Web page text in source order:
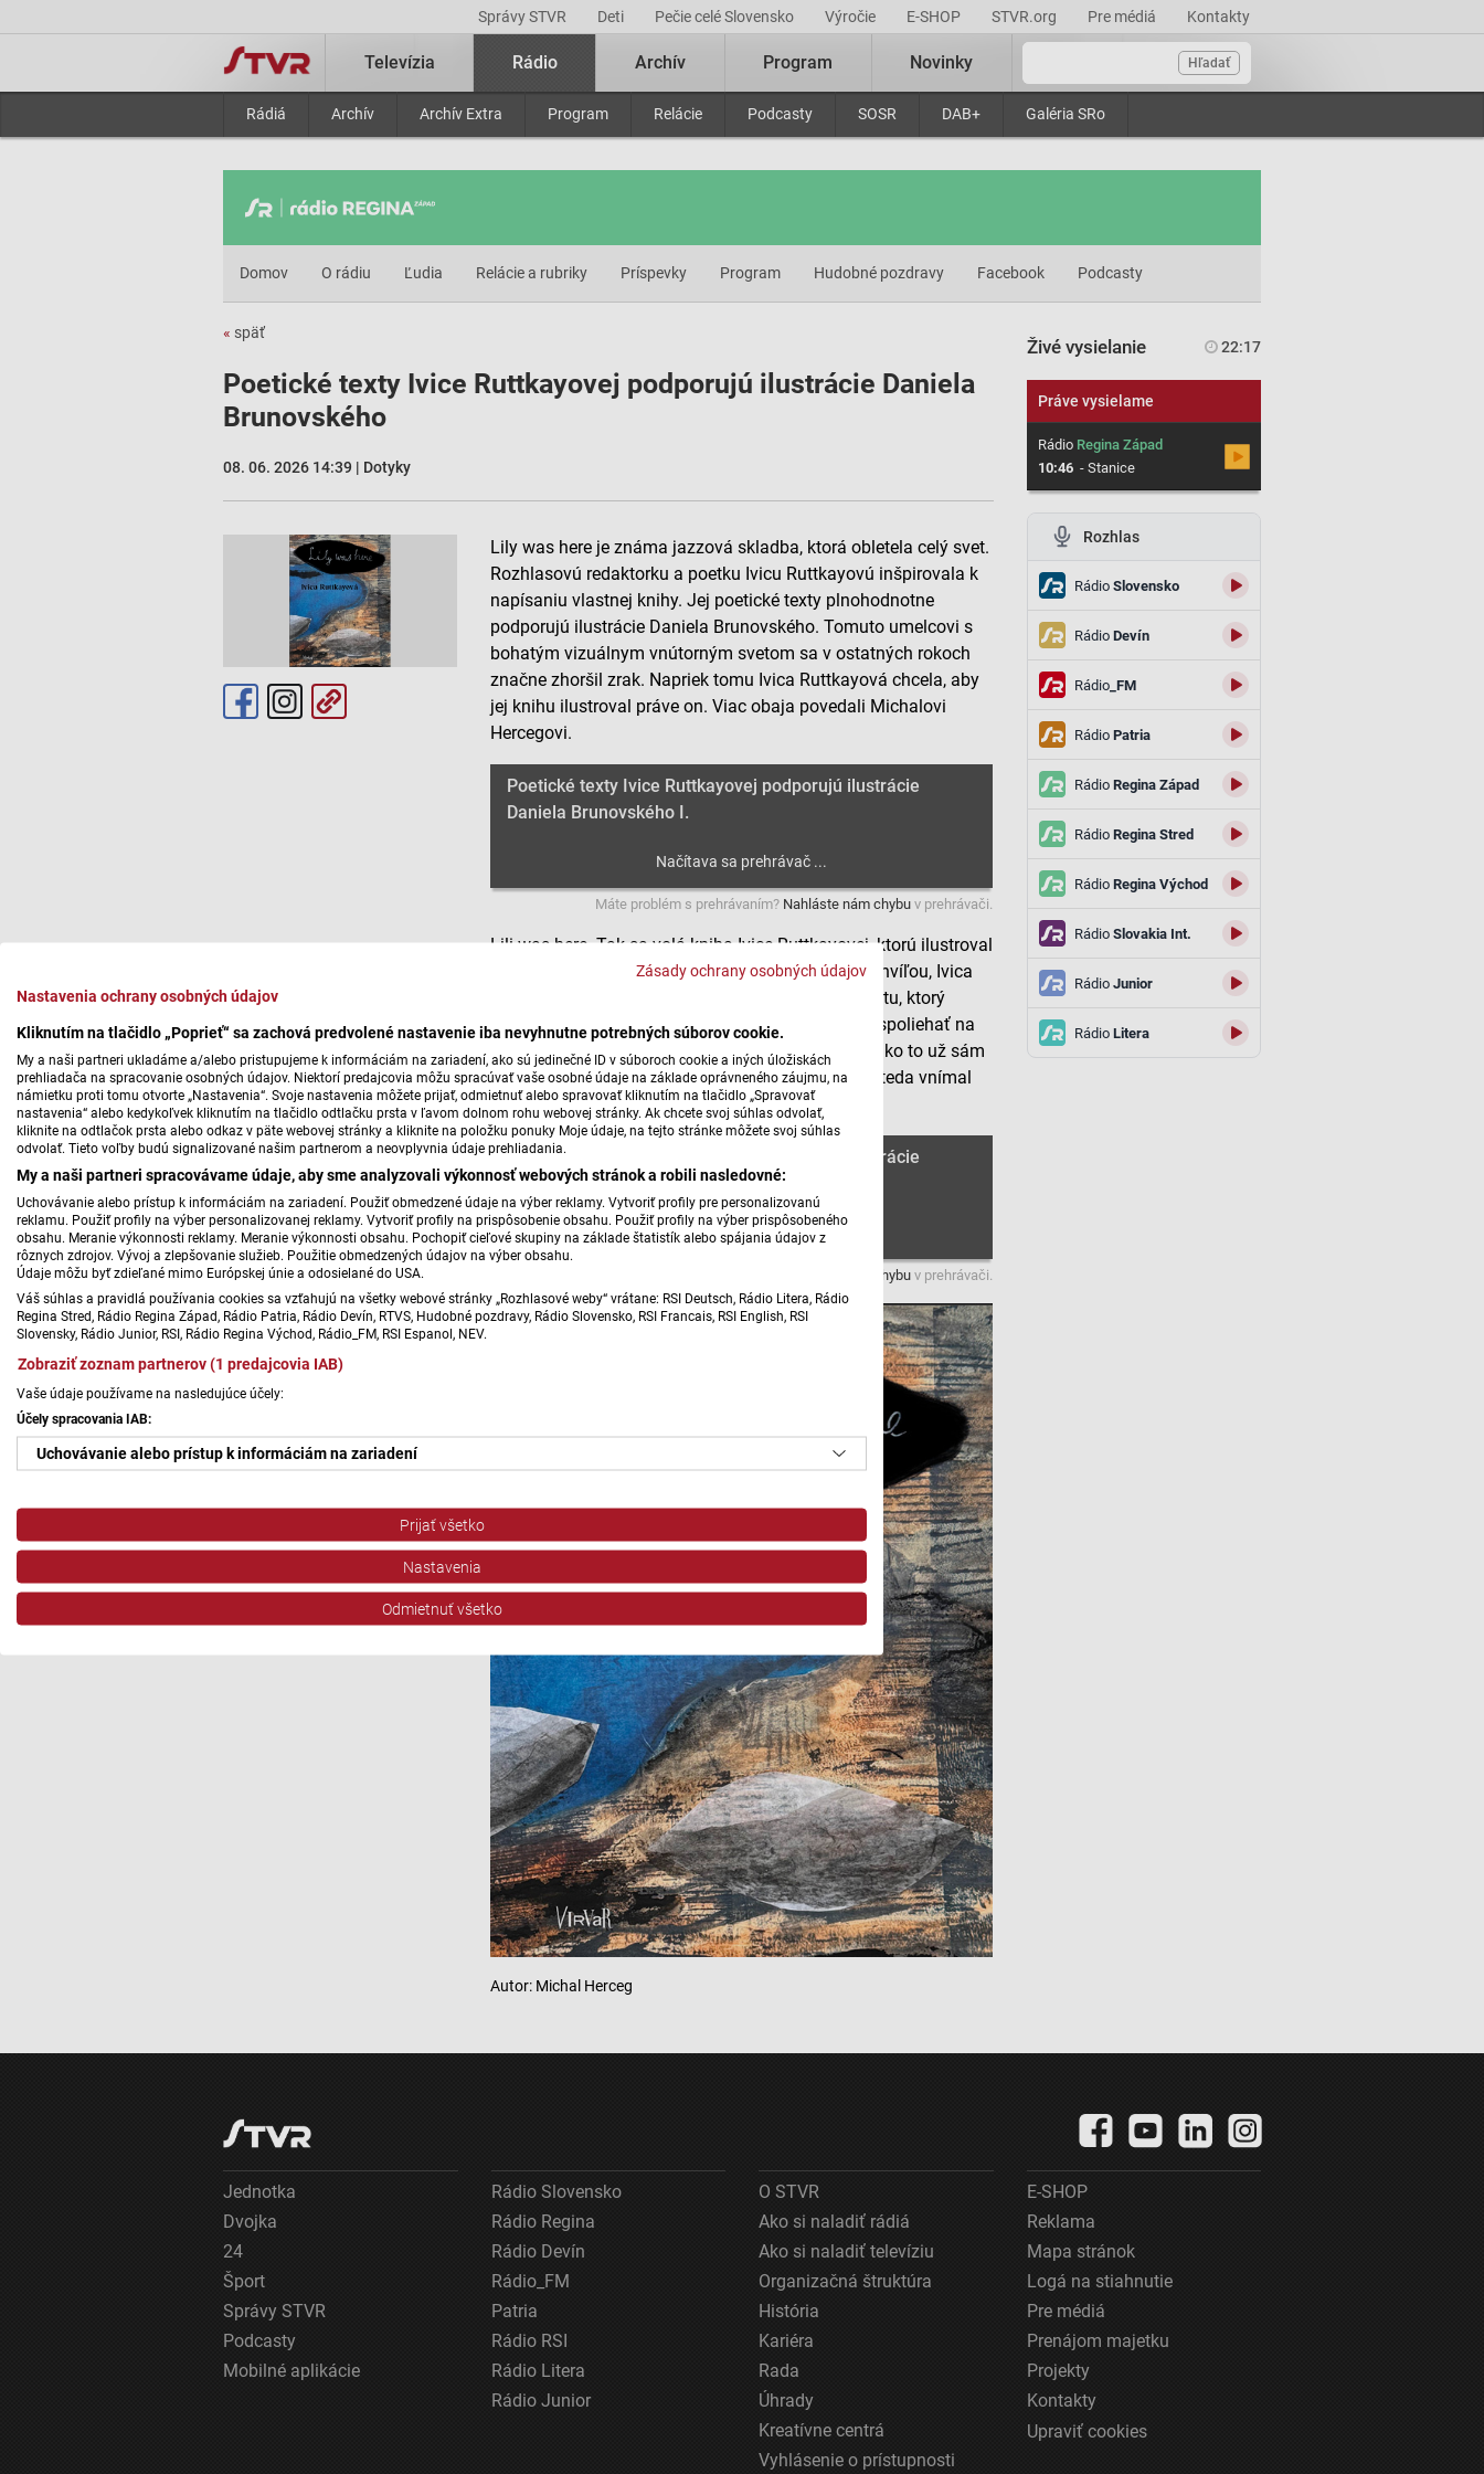
Zásady ochrany osobných údajov
Nastavenia ochrany osobných údajov
Kliknutím na tlačidlo „Poprieť“ sa zachová predvolené nastavenie iba nevyhnutne potrebných súborov cookie.
My a naši partneri ukladáme a/alebo pristupujeme k informáciám na zariadení, ako sú jedinečné ID v súboroch cookie a iných úložiskách
prehliadača na spracovanie osobných údajov. Niektorí predajcovia môžu spracúvať vaše osobné údaje na základe oprávneného záujmu, na
námietku proti tomu otvorte „Nastavenia“. Svoje nastavenia môžete prijať, odmietnuť alebo spravovať kliknutím na tlačidlo „Spravovať
nastavenia“ alebo kedykoľvek kliknutím na tlačidlo odtlačku prsta v ľavom dolnom rohu webovej stránky. Ak chcete svoj súhlas odvolať,
kliknite na odtlačok prsta alebo odkaz v päte webovej stránky a kliknite na položku ponuky Moje údaje, na tejto stránke môžete svoj súhlas
odvolať. Tieto voľby budú signalizované našim partnerom a neovplyvnia údaje prehliadania.
My a naši partneri spracovávame údaje, aby sme analyzovali výkonnosť webových stránok a robili nasledovné:
Uchovávanie alebo prístup k informáciám na zariadení. Použiť obmedzené údaje na výber reklamy. Vytvoriť profily pre personalizovanú
reklamu. Použiť profily na výber personalizovanej reklamy. Vytvoriť profily na prispôsobenie obsahu. Použiť profily na výber prispôsobeného
obsahu. Meranie výkonnosti reklamy. Meranie výkonnosti obsahu. Pochopiť cieľové skupiny na základe štatistík alebo spájania údajov z
rôznych zdrojov. Vývoj a zlepšovanie služieb. Použitie obmedzených údajov na výber obsahu.
Údaje môžu byť zdieľané mimo Európskej únie a odosielané do USA.
Váš súhlas a pravidlá používania cookies sa vzťahujú na všetky webové stránky „Rozhlasové weby“ vrátane: RSI Deutsch, Rádio Litera, Rádio
Regina Stred, Rádio Regina Západ, Rádio Patria, Rádio Devín, RTVS, Hudobné pozdravy, Rádio Slovensko, RSI Francais, RSI English, RSI
Slovensky, Rádio Junior, RSI, Rádio Regina Východ, Rádio_FM, RSI Espanol, NEV.
Zobraziť zoznam partnerov (1 predajcovia IAB)
Vaše údaje používame na nasledujúce účely:
Účely spracovania IAB:
Uchovávanie alebo prístup k informáciám na zariadení
Vytvoriť profily pre personalizovanú reklamu
Použiť profily na výber personalizovanej reklamy
Pochopiť cieľové skupiny na základe štatistík alebo spájania údajov z rôznych zdrojov
Účely spracovania, ktoré nie sú v kompetencii IAB:
Prijať všetko
Nastavenia
Odmietnuť všetko
Správy STVR Deti Pečie celé Slovensko Výročie E-SHOP STVR.org Pre médiá Kontakty
Hľadať
Televízia Rádio
Rádiá Archív Archív Extra Program Relácie Podcasty SOSR DAB+ Galéria SRo
Archív Program Novinky
Domov O rádiu Ľudia Relácie a rubriky Príspevky Program Hudobné pozdravy Facebook Podcasty
« späť
Poetické texty Ivice Ruttkayovej podporujú ilustrácie Daniela
Brunovského
08. 06. 2026 14:39 | Dotyky
Lily was here je známa jazzová skladba, ktorá obletela celý svet.
Rozhlasovú redaktorku a poetku Ivicu Ruttkayovú inšpirovala k
napísaniu vlastnej knihy. Jej poetické texty plnohodnotne
podporujú ilustrácie Daniela Brunovského. Tomuto umelcovi s
bohatým vizuálnym vnútorným svetom sa v ostatných rokoch
značne zhoršil zrak. Napriek tomu Ivica Ruttkayová chcela, aby
jej knihu ilustroval práve on. Viac obaja povedali Michalovi
Hercegovi.
Poetické texty Ivice Ruttkayovej podporujú ilustrácie
Daniela Brunovského I.
Máte problém s prehrávaním? Nahláste nám chybu v prehrávači.
Lili was here. Tak sa volá kniha Ivice Ruttkayovej, ktorú ilustroval
výtvarník Daniel Brunovský. Ako sme počuli pred chvíľou, Ivica
mu texty chodila čítať do bratislavského antikvariátu, ktorý
kedysi založil. Aj keď sa už umelec nemôže úplne spoliehať na
svoj zrak, imaginácia a fantázia ho neopúšťajú a ako to už sám
povedal, všetko dôležité sa odohráva v hlave. Ako teda vnímal
Ivicinu poéziu?
Poetické texty Ivice Ruttkayovej podporujú ilustrácie
Daniela Brunovského II.
Nahláste nám chybu v prehrávači.
Autor: Michal Herceg
Živé vysielanie 22:17
Práve vysielame
RádioRegina Západ
10:46 - Stanice
Rozhlas
RádioSlovensko
RádioDevín
Rádio_FM
RádioPatria
RádioRegina Západ
RádioRegina Stred
RádioRegina Východ
RádioSlovakia Int.
RádioJunior
RádioLitera
Jednotka
Dvojka
24
Šport
Správy STVR
Podcasty
Mobilné aplikácie
Rádio Slovensko
Rádio Regina
Rádio Devín
Rádio_FM
Patria
Rádio RSI
Rádio Litera
Rádio Junior
O STVR
Ako si naladiť rádiá
Ako si naladiť televíziu
Organizačná štruktúra
História
Kariéra
Rada
Úhrady
Kreatívne centrá
Vyhlásenie o prístupnosti
E-SHOP
Reklama
Mapa stránok
Logá na stiahnutie
Pre médiá
Prenájom majetku
Projekty
Kontakty
Upraviť cookies